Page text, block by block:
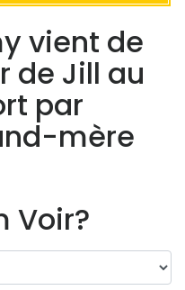
vient de
de Jill au
par
mère
Voir?